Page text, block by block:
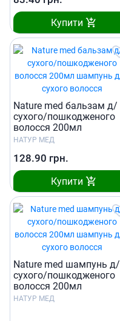
Купити
Nature med бальзам д/
сухого/пошкодженого
волосся 200мл
НАТУР МЕД
128.90 грн.
Купити
Nature med шампунь д/
сухого/пошкодженого
волосся 200мл
НАТУР МЕД